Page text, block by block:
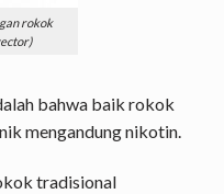
rokok
bahwa baik rokok
mengandung nikotin.
tradisional